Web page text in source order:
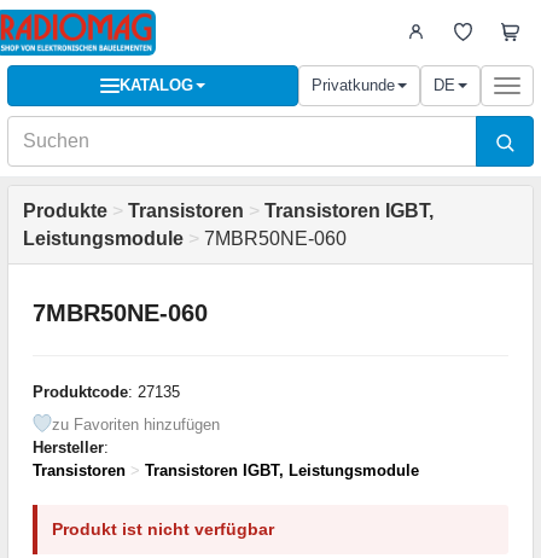
KATALOG Privatkunde DE
Produkte > Transistoren > Transistoren IGBT,
Leistungsmodule > 7MBR50NE-060
7MBR50NE-060
Produktcode: 27135
zu Favoriten hinzufügen
Hersteller:
Transistoren > Transistoren IGBT, Leistungsmodule
Produkt ist nicht verfügbar